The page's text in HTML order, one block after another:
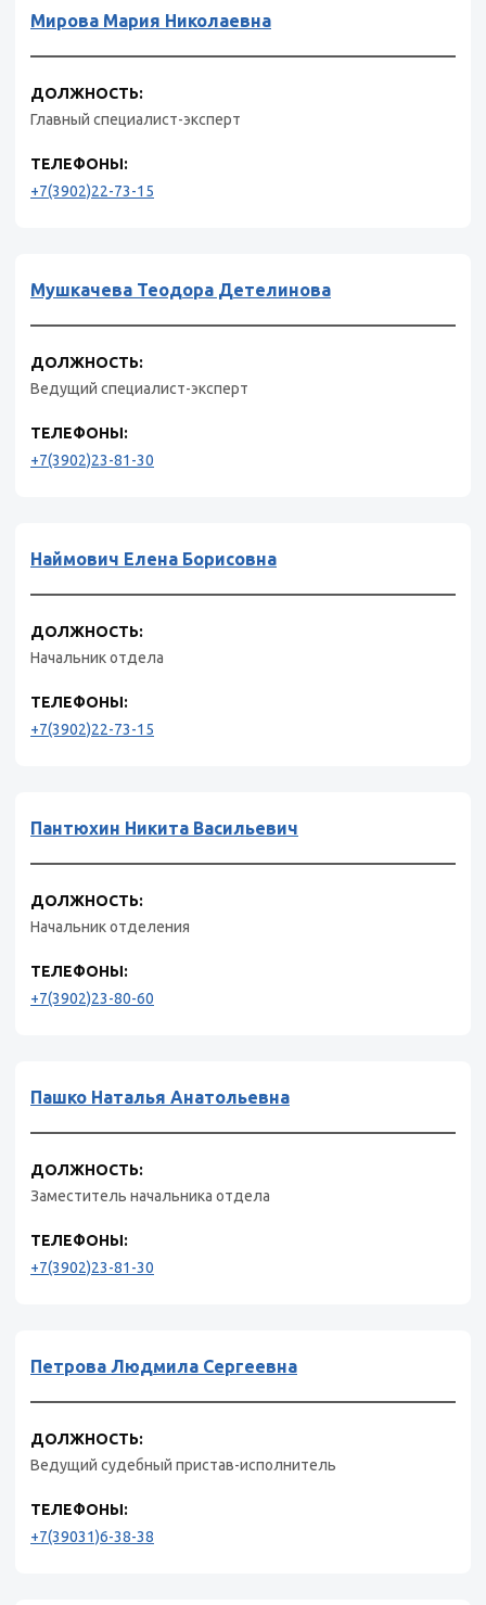
Мирова Мария Николаевна
ДОЛЖНОСТЬ:
Главный специалист-эксперт
ТЕЛЕФОНЫ:
+7(3902)22-73-15
Мушкачева Теодора Детелинова
ДОЛЖНОСТЬ:
Ведущий специалист-эксперт
ТЕЛЕФОНЫ:
+7(3902)23-81-30
Наймович Елена Борисовна
ДОЛЖНОСТЬ:
Начальник отдела
ТЕЛЕФОНЫ:
+7(3902)22-73-15
Пантюхин Никита Васильевич
ДОЛЖНОСТЬ:
Начальник отделения
ТЕЛЕФОНЫ:
+7(3902)23-80-60
Пашко Наталья Анатольевна
ДОЛЖНОСТЬ:
Заместитель начальника отдела
ТЕЛЕФОНЫ:
+7(3902)23-81-30
Петрова Людмила Сергеевна
ДОЛЖНОСТЬ:
Ведущий судебный пристав-исполнитель
ТЕЛЕФОНЫ:
+7(39031)6-38-38